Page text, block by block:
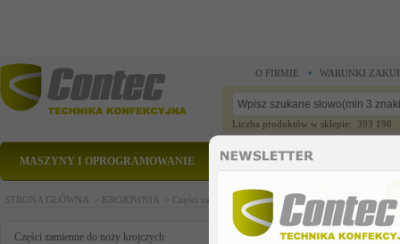
O FIRMIE WARUNKI
Liczba produktów w sklepie: 393 198
MASZYNY I OPROGRAMOWANIE CZĘŚCI ZAMIENNE
STRONA GŁÓWNA > KROJOWNIA > Części zamienne do noży krojczych >Części
Części zamienne do noży krojczych part